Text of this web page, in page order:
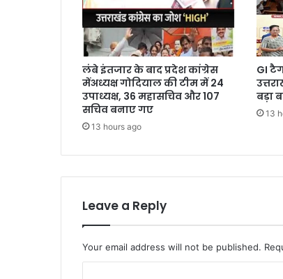
लंबे इंतजार के बाद प्रदेश कांग्रेस
मेंअध्यक्ष गोदियाल की टीम में 24
उपाध्यक्ष, 36 महासचिव और 107
सचिव बनाए गए
13 hours ago
GI
बड़ा
13
Leave a Reply
Your email address will not be published.